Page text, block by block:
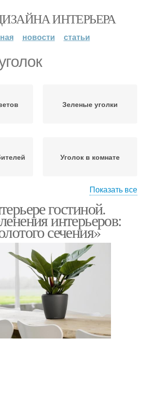
ИНТЕРЬЕРА
новости статьи
Зеленые уголки
Уголок в комнате
Комната с зелеными
цветами
Показать все
гостиной.
интерьеров:
сечения»